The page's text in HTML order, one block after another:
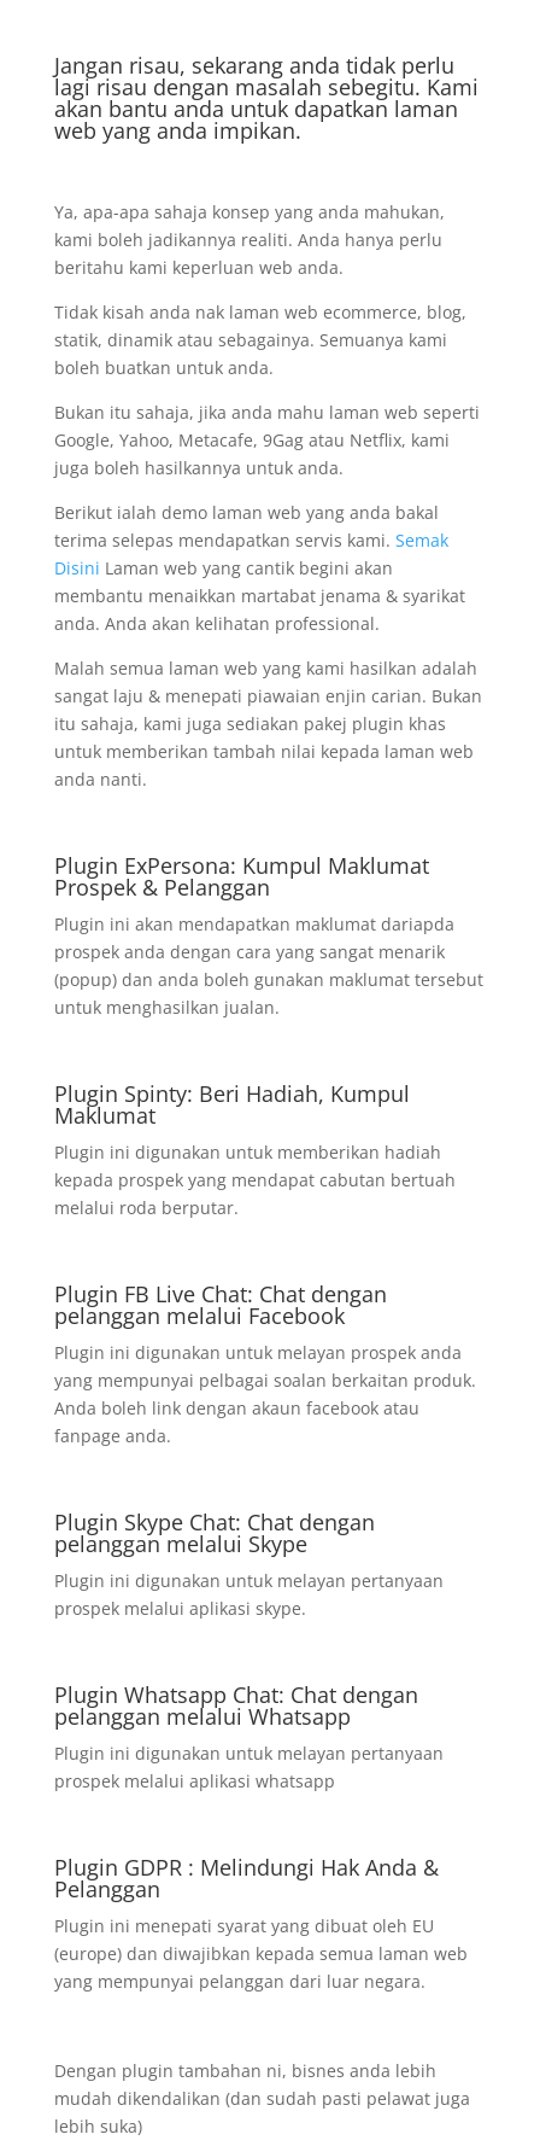
Jangan risau, sekarang anda tidak perlu
lagi risau dengan masalah sebegitu. Kami
akan bantu anda untuk dapatkan laman
web yang anda impikan.
Ya, apa-apa sahaja konsep yang anda mahukan,
kami boleh jadikannya realiti. Anda hanya perlu
beritahu kami keperluan web anda.
Tidak kisah anda nak laman web ecommerce, blog,
statik, dinamik atau sebagainya. Semuanya kami
boleh buatkan untuk anda.
Bukan itu sahaja, jika anda mahu laman web seperti
Google, Yahoo, Metacafe, 9Gag atau Netflix, kami
juga boleh hasilkannya untuk anda.
Berikut ialah demo laman web yang anda bakal
terima selepas mendapatkan servis kami. Semak
Disini Laman web yang cantik begini akan
membantu menaikkan martabat jenama & syarikat
anda. Anda akan kelihatan professional.
Malah semua laman web yang kami hasilkan adalah
sangat laju & menepati piawaian enjin carian. Bukan
itu sahaja, kami juga sediakan pakej plugin khas
untuk memberikan tambah nilai kepada laman web
anda nanti.
Plugin ExPersona: Kumpul Maklumat
Prospek & Pelanggan
Plugin ini akan mendapatkan maklumat dariapda
prospek anda dengan cara yang sangat menarik
(popup) dan anda boleh gunakan maklumat tersebut
untuk menghasilkan jualan.
Plugin Spinty: Beri Hadiah, Kumpul
Maklumat
Plugin ini digunakan untuk memberikan hadiah
kepada prospek yang mendapat cabutan bertuah
melalui roda berputar.
Plugin FB Live Chat: Chat dengan
pelanggan melalui Facebook
Plugin ini digunakan untuk melayan prospek anda
yang mempunyai pelbagai soalan berkaitan produk.
Anda boleh link dengan akaun facebook atau
fanpage anda.
Plugin Skype Chat: Chat dengan
pelanggan melalui Skype
Plugin ini digunakan untuk melayan pertanyaan
prospek melalui aplikasi skype.
Plugin Whatsapp Chat: Chat dengan
pelanggan melalui Whatsapp
Plugin ini digunakan untuk melayan pertanyaan
prospek melalui aplikasi whatsapp
Plugin GDPR : Melindungi Hak Anda &
Pelanggan
Plugin ini menepati syarat yang dibuat oleh EU
(europe) dan diwajibkan kepada semua laman web
yang mempunyai pelanggan dari luar negara.
Dengan plugin tambahan ni, bisnes anda lebih
mudah dikendalikan (dan sudah pasti pelawat juga
lebih suka)